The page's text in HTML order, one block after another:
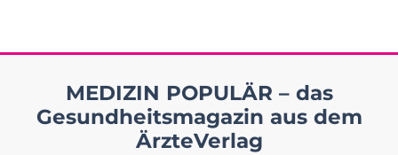
MEDIZIN POPULÄR – das
Gesundheitsmagazin aus dem
ÄrzteVerlag